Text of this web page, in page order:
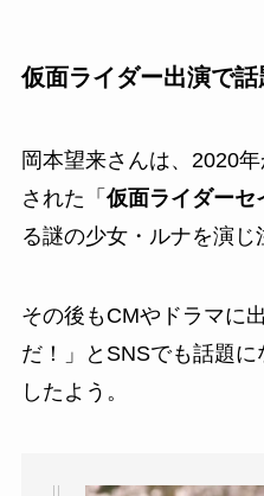
仮面ライダー出演で話
岡本望来さんは、2020
された「仮面ライダーセ
る謎の少女・ルナを演じ
その後もCMやドラマに
だ！」とSNSでも話題
したよう。